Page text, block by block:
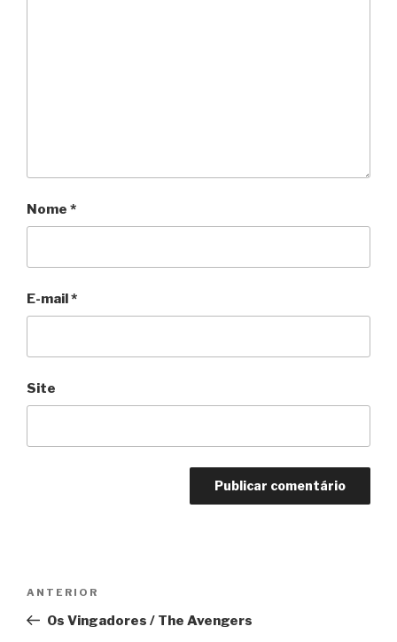
Nome *
E-mail*
Site
Post
Anterior
ANTERIOR
Os Vingadores / The Avengers